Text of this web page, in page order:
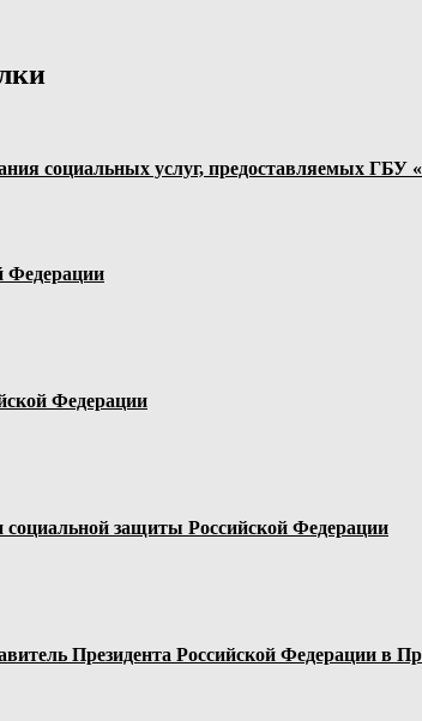
социальных услуг, предоставляемых
Федерации
Федерации
социальной защиты Российской Федерации
Президента Российской Федерации в